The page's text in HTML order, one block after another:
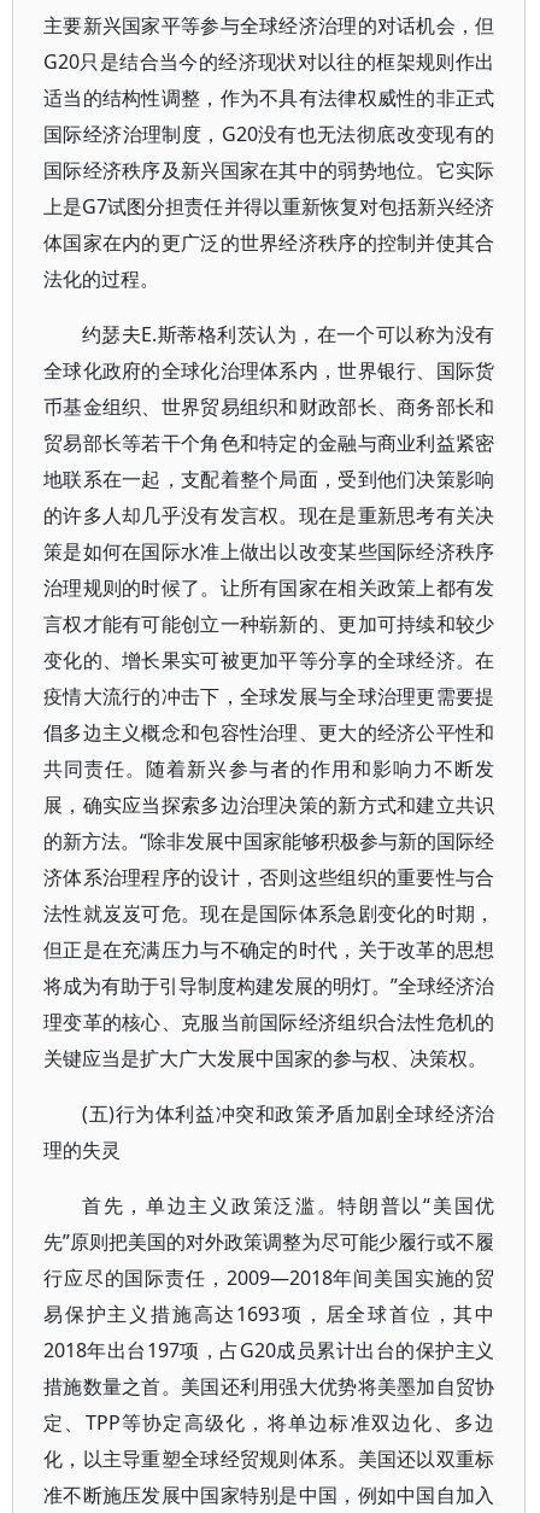
主要新兴国家平等参与全球经济治理的对话机会，但
G20只是结合当今的经济现状对以往的框架规则作出
适当的结构性调整，作为不具有法律权威性的非正式
国际经济治理制度，G20没有也无法彻底改变现有的
国际经济秩序及新兴国家在其中的弱势地位。它实际
上是G7试图分担责任并得以重新恢复对包括新兴经济
体国家在内的更广泛的世界经济秩序的控制并使其合
法化的过程。
约瑟夫E.斯蒂格利茨认为，在一个可以称为没有
全球化政府的全球化治理体系内，世界银行、国际货
币基金组织、世界贸易组织和财政部长、商务部长和
贸易部长等若干个角色和特定的金融与商业利益紧密
地联系在一起，支配着整个局面，受到他们决策影响
的许多人却几乎没有发言权。现在是重新思考有关决
策是如何在国际水准上做出以改变某些国际经济秩序
治理规则的时候了。让所有国家在相关政策上都有发
言权才能有可能创立一种崭新的、更加可持续和较少
变化的、增长果实可被更加平等分享的全球经济。在
疫情大流行的冲击下，全球发展与全球治理更需要提
倡多边主义概念和包容性治理、更大的经济公平性和
共同责任。随着新兴参与者的作用和影响力不断发
展，确实应当探索多边治理决策的新方式和建立共识
的新方法。“除非发展中国家能够积极参与新的国际经
济体系治理程序的设计，否则这些组织的重要性与合
法性就岌岌可危。现在是国际体系急剧变化的时期，
但正是在充满压力与不确定的时代，关于改革的思想
将成为有助于引导制度构建发展的明灯。”全球经济治
理变革的核心、克服当前国际经济组织合法性危机的
关键应当是扩大广大发展中国家的参与权、决策权。
(五)行为体利益冲突和政策矛盾加剧全球经济治
理的失灵
首先，单边主义政策泛滥。特朗普以“美国优
先”原则把美国的对外政策调整为尽可能少履行或不履
行应尽的国际责任，2009—2018年间美国实施的贸
易保护主义措施高达1693项，居全球首位，其中
2018年出台197项，占G20成员累计出台的保护主义
措施数量之首。美国还利用强大优势将美墨加自贸协
定、TPP等协定高级化，将单边标准双边化、多边
化，以主导重塑全球经贸规则体系。美国还以双重标
准不断施压发展中国家特别是中国，例如中国自加入